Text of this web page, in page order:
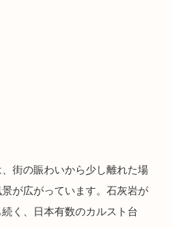
街の賑わいから少し離れた場
が広がっています。石灰岩が
く、日本有数のカルスト台